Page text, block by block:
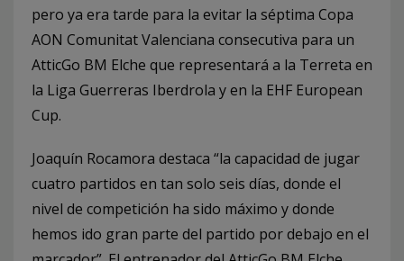
pero ya era tarde para la evitar la séptima Copa
AON Comunitat Valenciana consecutiva para un
AtticGo BM Elche que representará a la Terreta en
la Liga Guerreras Iberdrola y en la EHF European
Cup.
Joaquín Rocamora destaca “la capacidad de jugar
cuatro partidos en tan solo seis días, donde el
nivel de competición ha sido máximo y donde
hemos ido gran parte del partido por debajo en el